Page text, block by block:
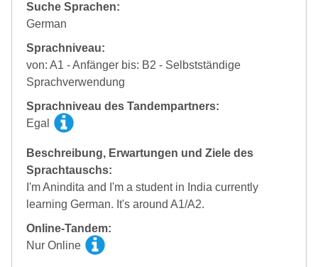
Suche Sprachen:
German
Sprachniveau:
von: A1 - Anfänger bis: B2 - Selbstständige
Sprachverwendung
Sprachniveau des Tandempartners:
Egal
Beschreibung, Erwartungen und Ziele des
Sprachtauschs:
I'm Anindita and I'm a student in India currently
learning German. It's around A1/A2.
Online-Tandem:
Nur Online